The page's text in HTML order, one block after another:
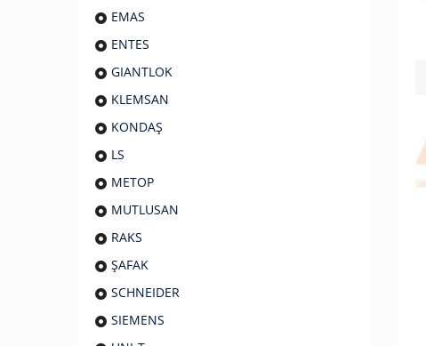
EMAS
ENTES
GIANTLOK
KLEMSAN
KONDAŞ
LS
METOP
MUTLUSAN
RAKS
ŞAFAK
SCHNEIDER
SIEMENS